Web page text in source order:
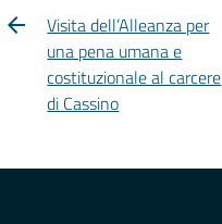
Visita dell’Alleanza per
una pena umana e
costituzionale al carcere
di Cassino